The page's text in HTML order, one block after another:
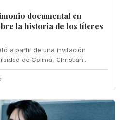
documental en
la historia de los títeres
a partir de una invitación
de Colima, Christian...